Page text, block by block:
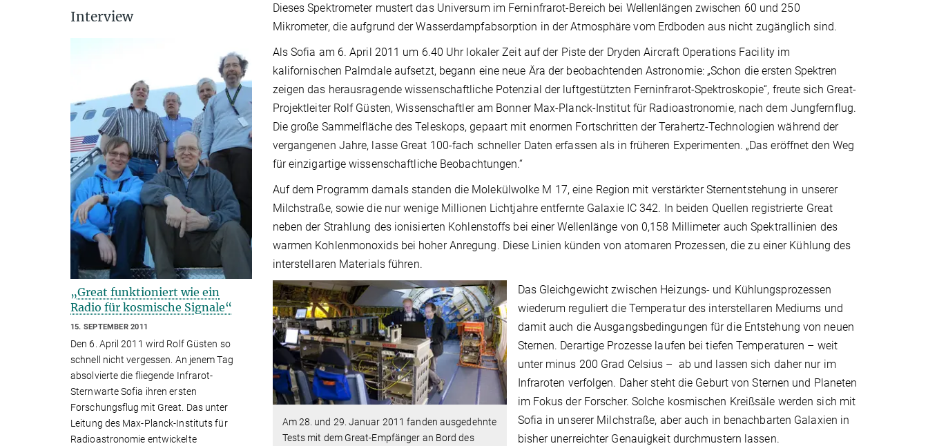
Dieses Spektrometer mustert das Universum im Ferninfrarot-Bereich bei Wellenlängen zwischen 60 und 250
Mikrometer, die aufgrund der Wasserdampfabsorption in der Atmosphäre vom Erdboden aus nicht zugänglich sind.
Als Sofia am 6. April 2011 um 6.40 Uhr lokaler Zeit auf der Piste der Dryden Aircraft Operations Facility im
kalifornischen Palmdale aufsetzt, begann eine neue Ära der beobachtenden Astronomie: „Schon die ersten Spektren
zeigen das herausragende wissenschaftliche Potenzial der luftgestützten Ferninfrarot-Spektroskopie“, freute sich Great-
Projektleiter Rolf Güsten, Wissenschaftler am Bonner Max-Planck-Institut für Radioastronomie, nach dem Jungfernflug.
Die große Sammelfläche des Teleskops, gepaart mit enormen Fortschritten der Terahertz-Technologien während der
vergangenen Jahre, lasse Great 100-fach schneller Daten erfassen als in früheren Experimenten. „Das eröffnet den Weg
für einzigartige wissenschaftliche Beobachtungen.“
Auf dem Programm damals standen die Molekülwolke M 17, eine Region mit verstärkter Sternentstehung in unserer
Milchstraße, sowie die nur wenige Millionen Lichtjahre entfernte Galaxie IC 342. In beiden Quellen registrierte Great
neben der Strahlung des ionisierten Kohlenstoffs bei einer Wellenlänge von 0,158 Millimeter auch Spektrallinien des
warmen Kohlenmonoxids bei hoher Anregung. Diese Linien künden von atomaren Prozessen, die zu einer Kühlung des
interstellaren Materials führen.
Am 28. und 29. Januar 2011 fanden ausgedehnte
Tests mit dem Great-Empfänger an Bord des
Das Gleichgewicht zwischen Heizungs- und Kühlungsprozessen
wiederum reguliert die Temperatur des interstellaren Mediums und
damit auch die Ausgangsbedingungen für die Entstehung von neuen
Sternen. Derartige Prozesse laufen bei tiefen Temperaturen – weit
unter minus 200 Grad Celsius – ab und lassen sich daher nur im
Infraroten verfolgen. Daher steht die Geburt von Sternen und Planeten
im Fokus der Forscher. Solche kosmischen Kreißsäle werden sich mit
Sofia in unserer Milchstraße, aber auch in benachbarten Galaxien in
bisher unerreichter Genauigkeit durchmustern lassen.
Interview
„Great funktioniert wie ein
Radio für kosmische Signale“
15. SEPTEMBER 2011
Den 6. April 2011 wird Rolf Güsten so
schnell nicht vergessen. An jenem Tag
absolvierte die fliegende Infrarot-
Sternwarte Sofia ihren ersten
Forschungsflug mit Great. Das unter
Leitung des Max-Planck-Instituts für
Radioastronomie entwickelte